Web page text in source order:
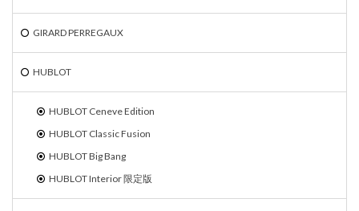
GIRARD PERREGAUX
HUBLOT
HUBLOT Ceneve Edition
HUBLOT Classic Fusion
HUBLOT Big Bang
HUBLOT Interior 限定版